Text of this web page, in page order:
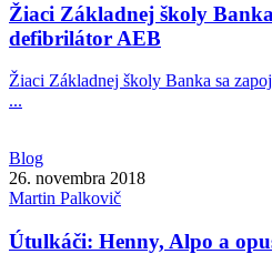
Žiaci Základnej školy
defibrilátor AEB
Žiaci Základnej školy Banka sa
...
Blog
26. novembra 2018
Martin Palkovič
Útulkáči: Henny, Alpo a